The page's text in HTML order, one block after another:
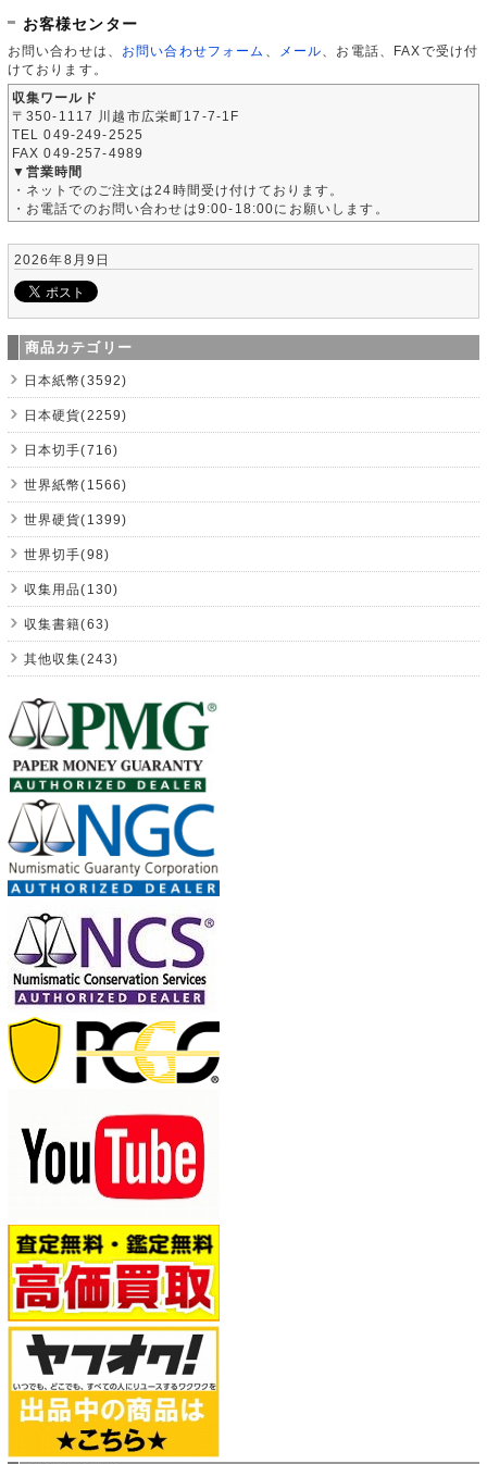
お客様センター
お問い合わせは、 お問い合わせフォーム メール 、お電話、FAXで受け付
けております。
収集ワールド
〒350-1117 川越市広栄町17-7-1F
TEL 049-249-2525
FAX 049-257-4989
▼営業時間
・ネットでのご注文は24時間受け付けております。
・お電話でのお問い合わせは9:00-18:00にお願いします。
2026年8月9日
商品カテゴリー
日本紙幣(3592)
日本硬貨(2259)
日本切手(716)
世界紙幣(1566)
世界硬貨(1399)
世界切手(98)
収集用品(130)
収集書籍(63)
其他収集(243)